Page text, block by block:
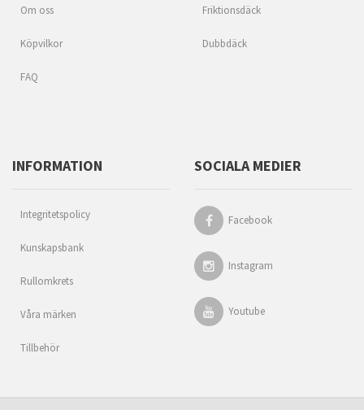
Om oss
Köpvilkor
FAQ
Friktionsdäck
Dubbdäck
INFORMATION
Integritetspolicy
Kunskapsbank
Rullomkrets
Våra märken
Tillbehör
SOCIALA MEDIER
Facebook
Instagram
Youtube